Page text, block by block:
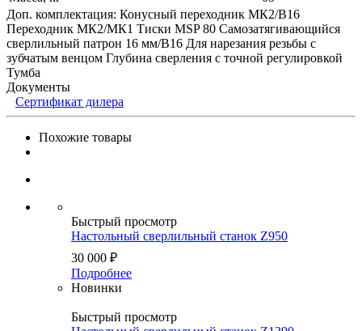
Доп. комплектация: Конусный переходник МК2/В16
Переходник МК2/МК1 Тиски MSP 80 Самозатягивающийся
сверлильный патрон 16 мм/В16 Для нарезания резьбы с
зубчатым венцом Глубина сверления с точной регулировкой
Тумба
Документы
Сертификат дилера
Похожие товары
Быстрый просмотр
Настольный сверлильный станок Z950
30 000 ₽
Подробнее
Новинки
Быстрый просмотр